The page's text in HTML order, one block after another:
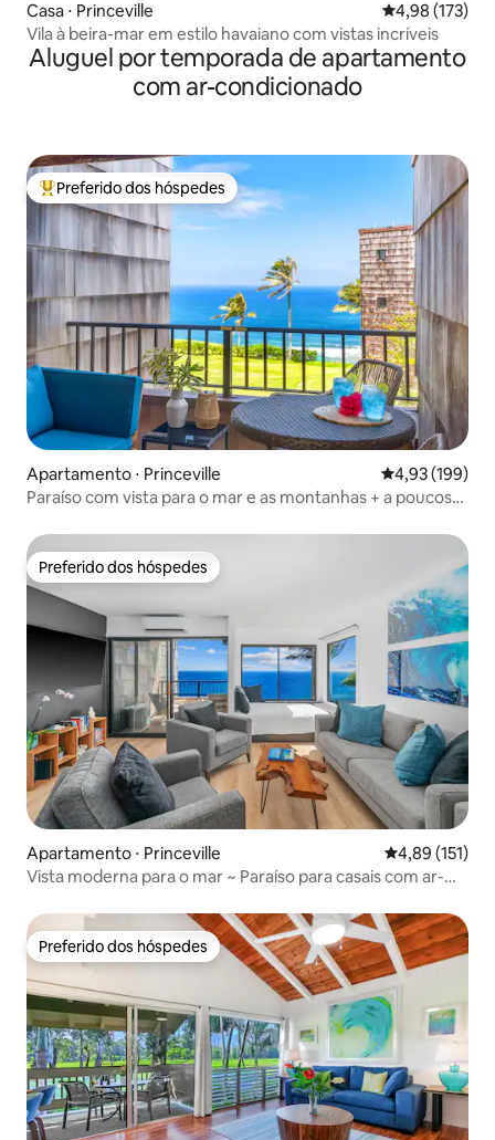
Casa ⋅ Princeville 4,98 de uma
4,98 (173)
Vila à beira-mar em estilo havaiano com vistas incríveis
Aluguel por temporada de apartamento
com ar-condicionado
Entre os melhores preferidos dos hóspedes
Preferido dos hóspedes
Apartamento ⋅ Princeville 4,93 de uma
4,93 (199)
Paraíso com vista para o mar e as montanhas + a poucos
Preferido dos hóspedes
Preferido dos hóspedes
Apartamento ⋅ Princeville 4,89 de uma
4,89 (151)
Vista moderna para o mar ~ Paraíso para casais com ar-
Preferido dos hóspedes
Preferido dos hóspedes